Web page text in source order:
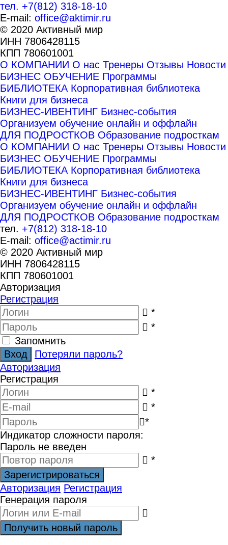
тел. +7(812) 318-18-10
E-mail: office@aktimir.ru
© 2020 Активный мир
ИНН 7806428115
КПП 780601001
О КОМПАНИИ О нас Тренеры Отзывы Новости
БИЗНЕС ОБУЧЕНИЕ Программы
БИБЛИОТЕКА Корпоративная библиотека
Книги для бизнеса
БИЗНЕС-ИВЕНТИНГ Бизнес-события
Организуем обучение онлайн и оффлайн
ДЛЯ ПОДРОСТКОВ Образование подросткам
О КОМПАНИИ О нас Тренеры Отзывы Новости
БИЗНЕС ОБУЧЕНИЕ Программы
БИБЛИОТЕКА Корпоративная библиотека
Книги для бизнеса
БИЗНЕС-ИВЕНТИНГ Бизнес-события
Организуем обучение онлайн и оффлайн
ДЛЯ ПОДРОСТКОВ Образование подросткам
тел. +7(812) 318-18-10
E-mail: office@actimir.ru
© 2020 Активный мир
ИНН 7806428115
КПП 780601001
Авторизация
Регистрация
*
*
Запомнить
Потеряли пароль?
Авторизация
Регистрация
*
*
*
Индикатор сложности пароля:
Пароль не введен
*
Авторизация Регистрация
Генерация пароля